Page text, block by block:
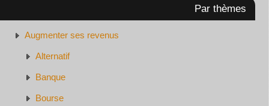
Par thèmes
Augmenter ses revenus
Alternatif
Banque
Bourse